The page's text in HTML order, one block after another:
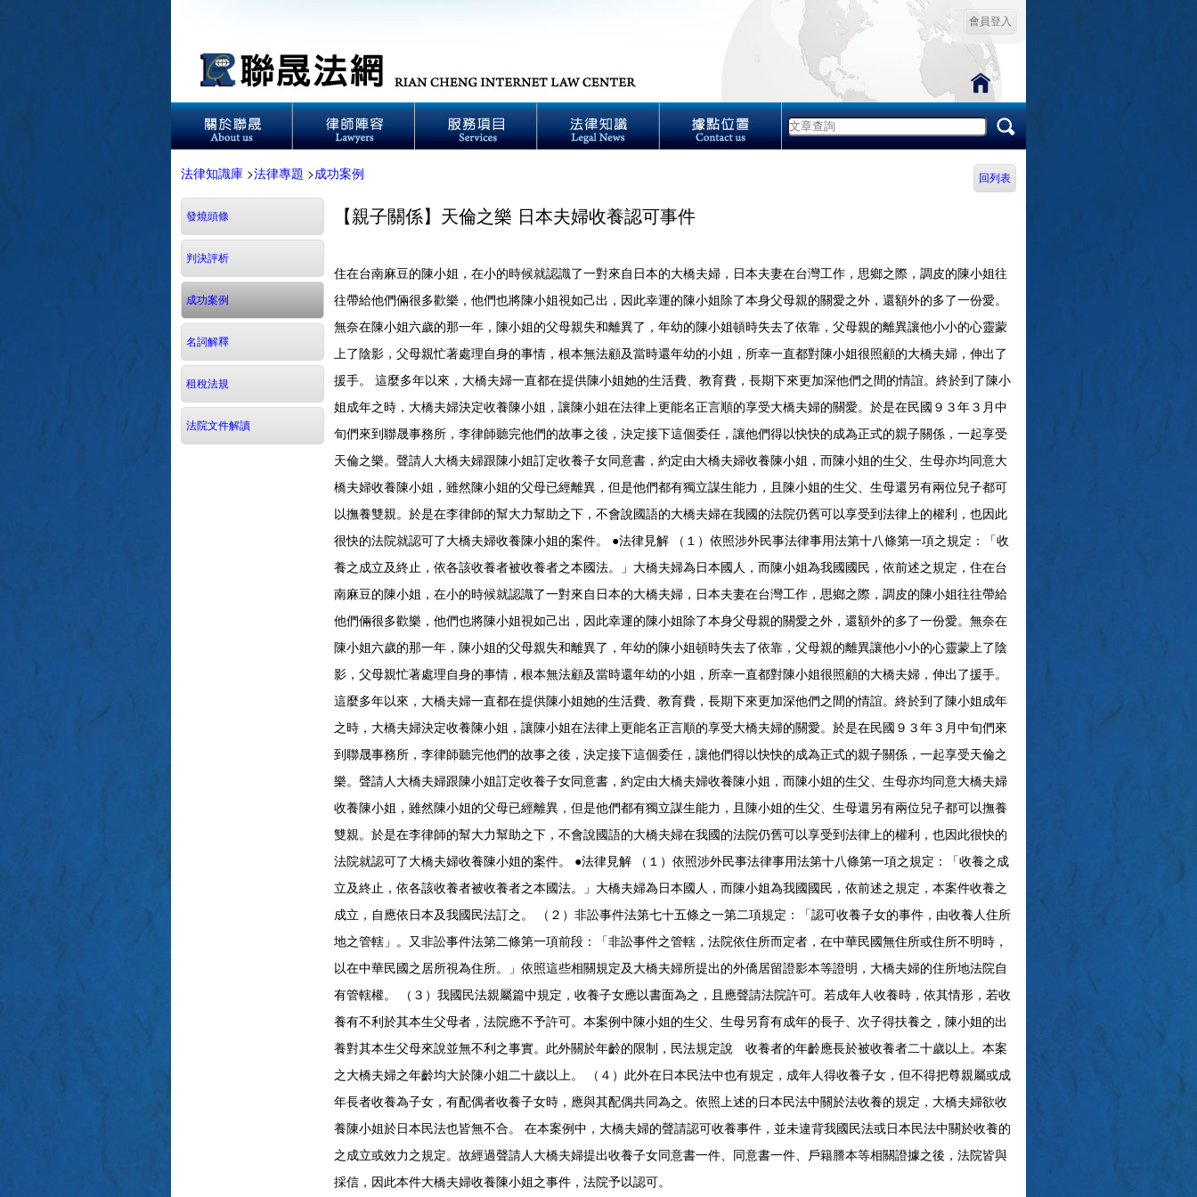
會員登入
法律知識庫 >法律專題 >成功案例 回列表
發燒頭條
判決評析
成功案例
名詞解釋
租稅法規
法院文件解讀
【親子關係】天倫之樂 日本夫婦收養認可事件
住在台南麻豆的陳小姐，在小的時候就認識了一對來自日本的大橋夫婦，日本夫妻在台灣工作，思鄉之際，調皮的陳小姐往
往帶給他們倆很多歡樂，他們也將陳小姐視如己出，因此幸運的陳小姐除了本身父母親的關愛之外，還額外的多了一份愛。
無奈在陳小姐六歲的那一年，陳小姐的父母親失和離異了，年幼的陳小姐頓時失去了依靠，父母親的離異讓他小小的心靈蒙
上了陰影，父母親忙著處理自身的事情，根本無法顧及當時還年幼的小姐，所幸一直都對陳小姐很照顧的大橋夫婦，伸出了
援手。 這麼多年以來，大橋夫婦一直都在提供陳小姐她的生活費、教育費，長期下來更加深他們之間的情誼。終於到了陳小
姐成年之時，大橋夫婦決定收養陳小姐，讓陳小姐在法律上更能名正言順的享受大橋夫婦的關愛。於是在民國９３年３月中
旬們來到聯晟事務所，李律師聽完他們的故事之後，決定接下這個委任，讓他們得以快快的成為正式的親子關係，一起享受
天倫之樂。聲請人大橋夫婦跟陳小姐訂定收養子女同意書，約定由大橋夫婦收養陳小姐，而陳小姐的生父、生母亦均同意大
橋夫婦收養陳小姐，雖然陳小姐的父母已經離異，但是他們都有獨立謀生能力，且陳小姐的生父、生母還另有兩位兒子都可
以撫養雙親。於是在李律師的幫大力幫助之下，不會說國語的大橋夫婦在我國的法院仍舊可以享受到法律上的權利，也因此
很快的法院就認可了大橋夫婦收養陳小姐的案件。 ●法律見解 （１）依照涉外民事法律事用法第十八條第一項之規定：「收
養之成立及終止，依各該收養者被收養者之本國法。」大橋夫婦為日本國人，而陳小姐為我國國民，依前述之規定，住在台
南麻豆的陳小姐，在小的時候就認識了一對來自日本的大橋夫婦，日本夫妻在台灣工作，思鄉之際，調皮的陳小姐往往帶給
他們倆很多歡樂，他們也將陳小姐視如己出，因此幸運的陳小姐除了本身父母親的關愛之外，還額外的多了一份愛。無奈在
陳小姐六歲的那一年，陳小姐的父母親失和離異了，年幼的陳小姐頓時失去了依靠，父母親的離異讓他小小的心靈蒙上了陰
影，父母親忙著處理自身的事情，根本無法顧及當時還年幼的小姐，所幸一直都對陳小姐很照顧的大橋夫婦，伸出了援手。
這麼多年以來，大橋夫婦一直都在提供陳小姐她的生活費、教育費，長期下來更加深他們之間的情誼。終於到了陳小姐成年
之時，大橋夫婦決定收養陳小姐，讓陳小姐在法律上更能名正言順的享受大橋夫婦的關愛。於是在民國９３年３月中旬們來
到聯晟事務所，李律師聽完他們的故事之後，決定接下這個委任，讓他們得以快快的成為正式的親子關係，一起享受天倫之
樂。聲請人大橋夫婦跟陳小姐訂定收養子女同意書，約定由大橋夫婦收養陳小姐，而陳小姐的生父、生母亦均同意大橋夫婦
收養陳小姐，雖然陳小姐的父母已經離異，但是他們都有獨立謀生能力，且陳小姐的生父、生母還另有兩位兒子都可以撫養
雙親。於是在李律師的幫大力幫助之下，不會說國語的大橋夫婦在我國的法院仍舊可以享受到法律上的權利，也因此很快的
法院就認可了大橋夫婦收養陳小姐的案件。 ●法律見解 （１）依照涉外民事法律事用法第十八條第一項之規定：「收養之成
立及終止，依各該收養者被收養者之本國法。」大橋夫婦為日本國人，而陳小姐為我國國民，依前述之規定，本案件收養之
成立，自應依日本及我國民法訂之。 （２）非訟事件法第七十五條之一第二項規定：「認可收養子女的事件，由收養人住所
地之管轄」。又非訟事件法第二條第一項前段：「非訟事件之管轄，法院依住所而定者，在中華民國無住所或住所不明時，
以在中華民國之居所視為住所。」依照這些相關規定及大橋夫婦所提出的外僑居留證影本等證明，大橋夫婦的住所地法院自
有管轄權。 （３）我國民法親屬篇中規定，收養子女應以書面為之，且應聲請法院許可。若成年人收養時，依其情形，若收
養有不利於其本生父母者，法院應不予許可。本案例中陳小姐的生父、生母另育有成年的長子、次子得扶養之，陳小姐的出
養對其本生父母來說並無不利之事實。此外關於年齡的限制，民法規定說 收養者的年齡應長於被收養者二十歲以上。本案
之大橋夫婦之年齡均大於陳小姐二十歲以上。 （４）此外在日本民法中也有規定，成年人得收養子女，但不得把尊親屬或成
年長者收養為子女，有配偶者收養子女時，應與其配偶共同為之。依照上述的日本民法中關於法收養的規定，大橋夫婦欲收
養陳小姐於日本民法也皆無不合。 在本案例中，大橋夫婦的聲請認可收養事件，並未違背我國民法或日本民法中關於收養的
之成立或效力之規定。故經過聲請人大橋夫婦提出收養子女同意書一件、同意書一件、戶籍謄本等相關證據之後，法院皆與
採信，因此本件大橋夫婦收養陳小姐之事件，法院予以認可。